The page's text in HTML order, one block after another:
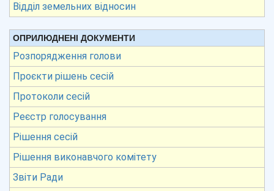
Відділ земельних відносин
ОПРИЛЮДНЕНІ ДОКУМЕНТИ
Розпорядження голови
Проєкти рішень сесій
Протоколи сесій
Реєстр голосування
Рішення сесій
Рішення виконавчого комітету
Звіти Ради